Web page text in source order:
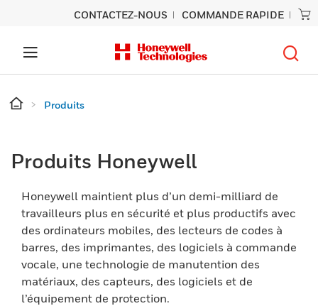
CONTACTEZ-NOUS COMMANDE RAPIDE
Produits
Produits Honeywell
Honeywell maintient plus d’un demi-milliard de
travailleurs plus en sécurité et plus productifs avec
des ordinateurs mobiles, des lecteurs de codes à
barres, des imprimantes, des logiciels à commande
vocale, une technologie de manutention des
matériaux, des capteurs, des logiciels et de
l’équipement de protection.